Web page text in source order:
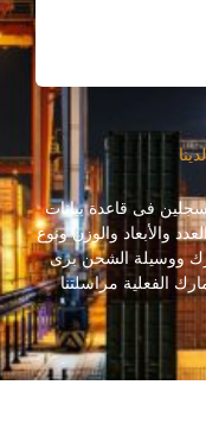
فى قاعدة بيانات
والأبعاد والوزن ونوع
ووسيلة الشحن برى
الفعلية مراسلتنا